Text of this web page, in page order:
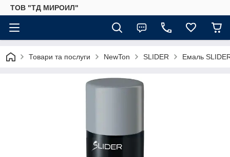
ТОВ "ТД МИРОИЛ"
Товари та послуги NewTon SLIDER Емаль